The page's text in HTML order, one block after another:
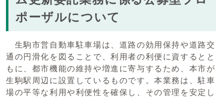
ポーザルについて
生駒市営自動車駐車場は、道路の効用保持や道路交
通の円滑化を図ることで、利用者の利便に資するとと
もに、都市機能の維持や増進に寄与するため、本市が
生駒駅周辺に設置しているものです。本業務は、駐車
場の平等な利用や利便性を確保し、その管理を安定し